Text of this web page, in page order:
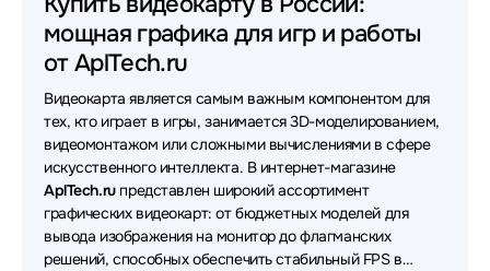
Видеокарты Sinotex Видеокарты PNY
Видеокарты Maxsun
Видеокарты Colorful Видеокарты OCPC
Видеокарты XFX Видеокарты PowerColor
Видеокарты Matrox Видеокарты AMD
Видеокарты Intel Видеокарты Gainward
мощная графика для игр и работы
от AplTech.ru
Видеокарта является самым важным компонентом для
тех, кто играет в игры, занимается 3D-моделированием,
видеомонтажом или сложными вычислениями в сфере
искусственного интеллекта. В интернет-магазине
AplTech.ruпредставлен широкий ассортимент
графических видеокарт: от бюджетных моделей для
вывода изображения на монитор до флагманских
решений, способных обеспечить стабильный FPS в